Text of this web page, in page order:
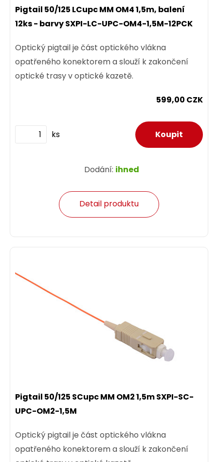
Pigtail 50/125 LCupc MM OM4 1,5m, balení
12ks - barvy SXPI-LC-UPC-OM4-1,5M-12PCK
Optický pigtail je část optického vlákna
opatřeného konektorem a slouží k zakončení
optické trasy v optické kazetě.
599,00 CZK
ks
Dodání: ihned
Detail produktu
Pigtail 50/125 SCupc MM OM2 1,5m SXPI-SC-
UPC-OM2-1,5M
Optický pigtail je část optického vlákna
opatřeného konektorem a slouží k zakončení